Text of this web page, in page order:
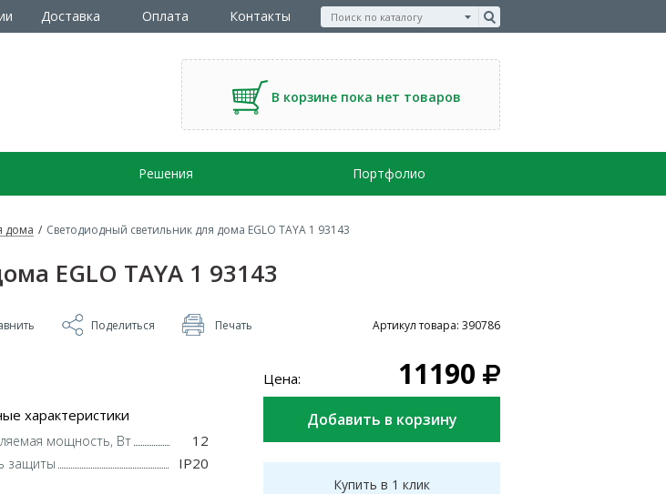
Доставка Оплата Контакты
В корзине пока нет товаров
Решения Портфолио
дома / Светодиодный светильник для дома EGLO TAYA 1 93143
EGLO TAYA 1 93143
Поделиться Печать Артикул товара: 390786
характеристики
мощность, Вт 12
защиты IP20
Цена: 11190
Купить в 1 клик